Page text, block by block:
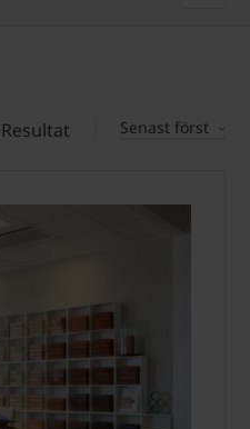
Resultat Senast först